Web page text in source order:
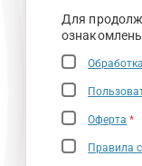
Для
Оферта *
Правила